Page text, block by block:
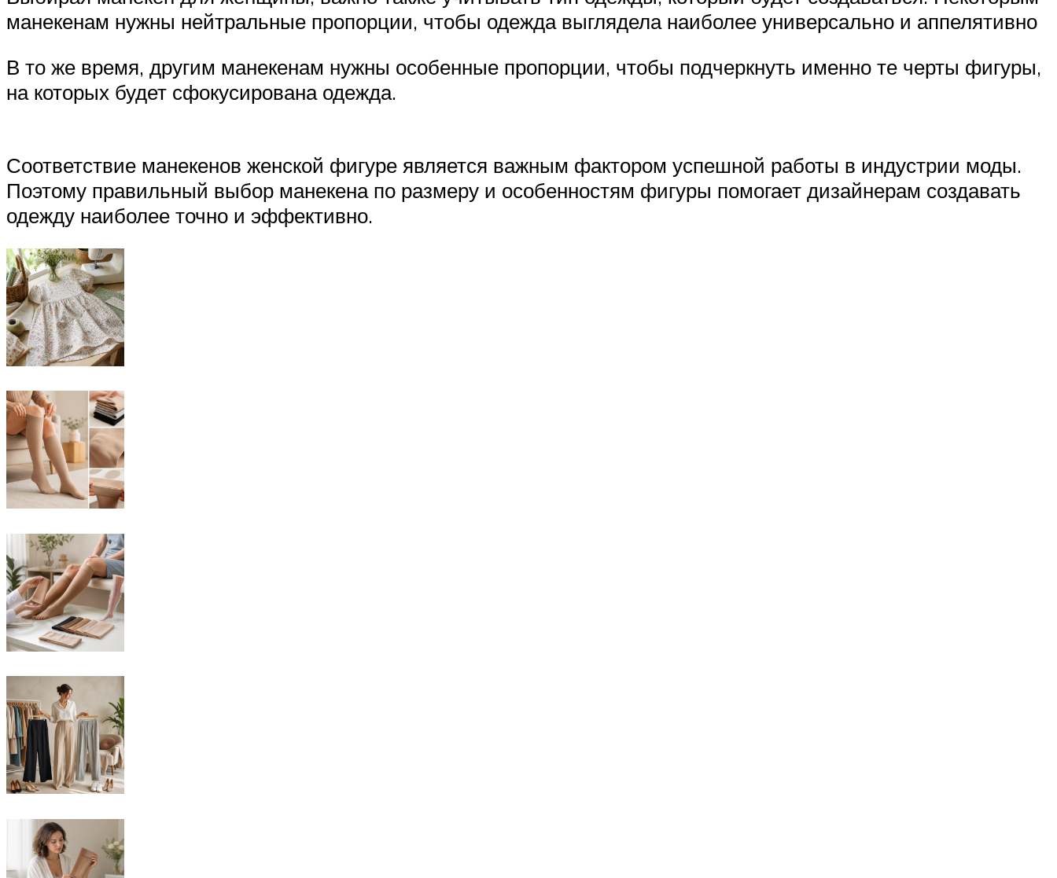
манекенам нужны нейтральные пропорции, чтобы одежда выглядела наиболее универсально и аппелятивно
В то же время, другим манекенам нужны особенные пропорции, чтобы подчеркнуть именно те черты фигуры,
на которых будет сфокусирована одежда.
Соответствие манекенов женской фигуре является важным фактором успешной работы в индустрии моды.
Поэтому правильный выбор манекена по размеру и особенностям фигуры помогает дизайнерам создавать
одежду наиболее точно и эффективно.